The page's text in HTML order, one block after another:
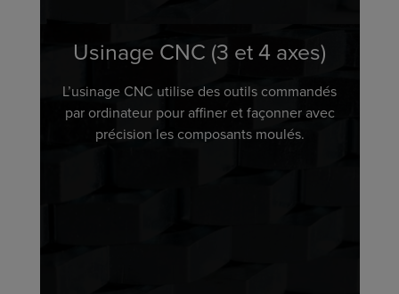
Usinage CNC (3 et 4 axes)
L’usinage CNC utilise des outils commandés
par ordinateur pour affiner et façonner avec
précision les composants moulés.